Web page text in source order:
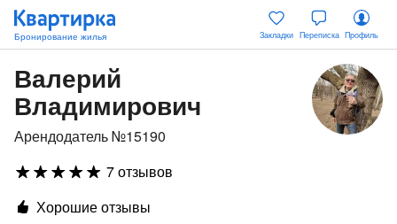
Закладки Переписка Профиль
Валерий
Владимирович
Арендодатель №15190
7 отзывов
Хорошие отзывы